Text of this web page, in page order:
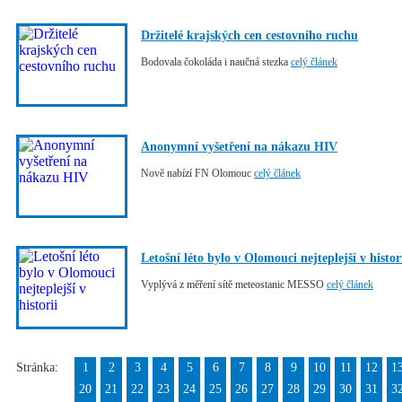
Držitelé krajských cen cestovního ruchu
Bodovala čokoláda i naučná stezka celý článek
Anonymní vyšetření na nákazu HIV
Nově nabízí FN Olomouc celý článek
Letošní léto bylo v Olomouci nejteplejší v
Vyplývá z měření sítě meteostanic MESSO celý článek
Stránka: 1 2 3 4 5 6 7 8 9 10 11 12
20
21 22 23 24 25 26 27 28 29 30 31